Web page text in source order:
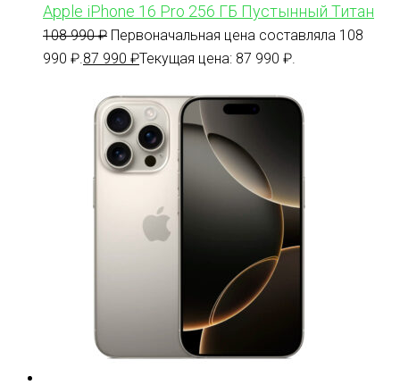
Apple iPhone 16 Pro 256 ГБ Пустынный Титан
108 990₽ Первоначальная цена составляла 108
990 ₽. 87 990 ₽Текущая цена: 87 990 ₽.